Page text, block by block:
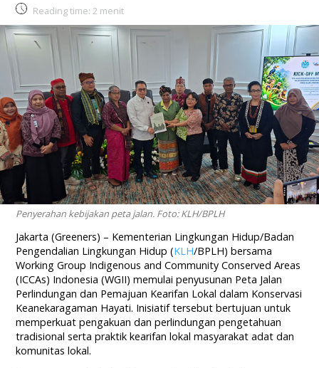
Reading time: 2 menit
Penyerahan kebijakan peta jalan. Foto: KLH/BPLH
Jakarta (Greeners) – Kementerian Lingkungan Hidup/Badan
Pengendalian Lingkungan Hidup (KLH/BPLH) bersama
Working Group Indigenous and Community Conserved Areas
(ICCAs) Indonesia (WGII) memulai penyusunan Peta Jalan
Perlindungan dan Pemajuan Kearifan Lokal dalam Konservasi
Keanekaragaman Hayati. Inisiatif tersebut bertujuan untuk
memperkuat pengakuan dan perlindungan pengetahuan
tradisional serta praktik kearifan lokal masyarakat adat dan
komunitas lokal.